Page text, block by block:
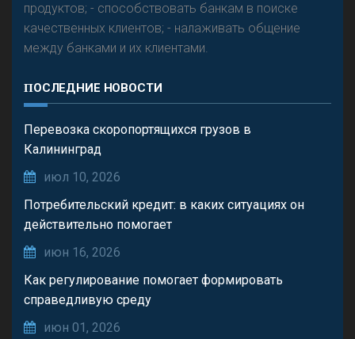
продуктов; - способствовать банкам в поиске
качественных клиентов; - налаживать общение
между банками и их клиентами.
ПОСЛЕДНИЕ НОВОСТИ
Перевозка скоропортящихся грузов в
Калининград
июл 10, 2026
Потребительский кредит: в каких ситуациях он
действительно помогает
июн 16, 2026
Как регулирование помогает формировать
справедливую среду
июн 01, 2026